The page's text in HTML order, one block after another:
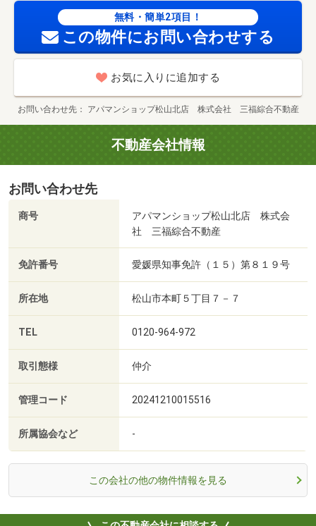
無料・簡単2項目！
この物件にお問い合わせする
お気に入りに追加する
お問い合わせ先 アパマンショップ松山北店 株式会社 三福綜合不動産
不動産会社情報
お問い合わせ先
商号
アパマンショップ松山北店 株式会
社 三福綜合不動産
免許番号 愛媛県知事免許（１５）第８１９号
所在地 松山市本町５丁目７－７
TEL 0120-964-972
取引態様 仲介
管理コード 20241210015516
所属協会など -
この会社の他の物件情報を見る